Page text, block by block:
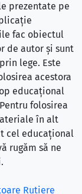
prezentate pe
fac obiectul
de autor și sunt
lege. Este
acestora
educațional
folosirea
în alt
cel educațional
rugăm să ne
Rutiere